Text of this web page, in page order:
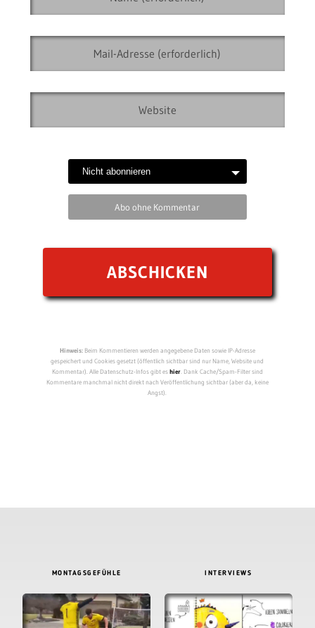
Abo ohne Kommentar
Hinweis:Beim Kommentieren werden angegebene Daten sowie IP-Adresse
gespeichert und Cookies gesetzt (öffentlich sichtbar sind nur Name, Website und
Kommentar). Alle Datenschutz-Infos gibt eshier. Dank Cache/Spam-Filter sind
Kommentare manchmal nicht direkt nach Veröffentlichung sichtbar (aber da, keine
Angst).
MONTAGSGEFÜHLE INTERVIEWS